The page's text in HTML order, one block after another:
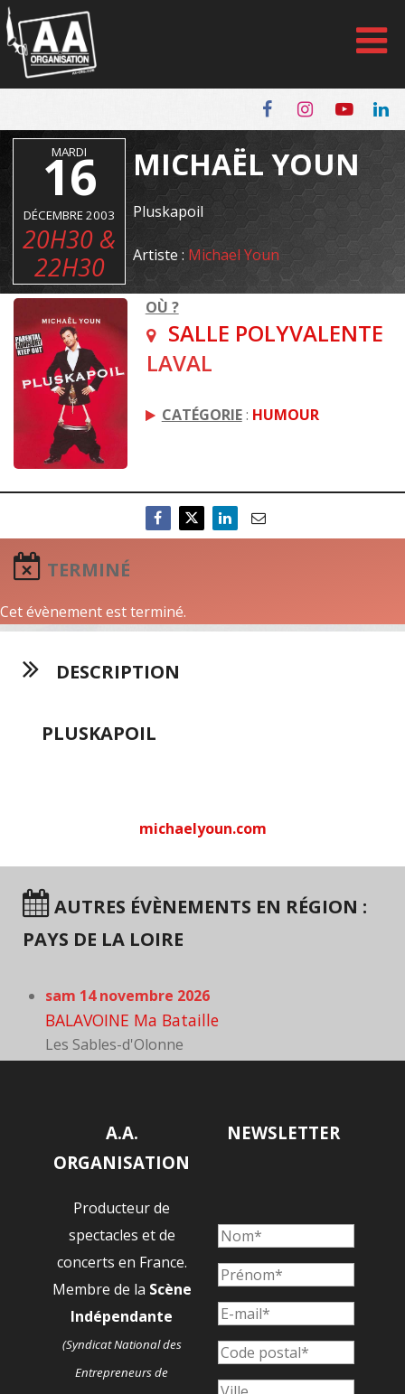
Panneau de gestion des cookies
MARDI
16
DÉCEMBRE 2003
20H30 &
22H30
MICHAËL YOUN
Pluskapoil
Artiste : Michael Youn
OÙ ?
SALLE POLYVALENTE
LAVAL
CATÉGORIE: HUMOUR
TERMINÉ
Cet évènement est terminé.
DESCRIPTION
PLUSKAPOIL
michaelyoun.com
AUTRES ÉVÈNEMENTS EN RÉGION :
PAYS DE LA LOIRE
sam 14 novembre 2026
BALAVOINE Ma Bataille
Les Sables-d'Olonne
A.A.
ORGANISATION
Producteur de
spectacles et de
concerts en France.
Membre de la Scène
Indépendante
(Syndicat National des
Entrepreneurs de
NEWSLETTER